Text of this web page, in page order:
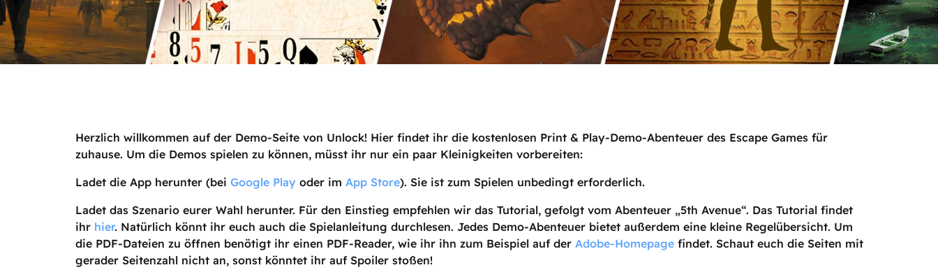
Herzlich willkommen auf der Demo-Seite von Unlock! Hier findet ihr die kostenlosen Print & Play-Demo-Abenteuer des Escape Games für
zuhause. Um die Demos spielen zu können, müsst ihr nur ein paar Kleinigkeiten vorbereiten:
Ladet die App herunter (bei Google Play oder im App Store). Sie ist zum Spielen unbedingt erforderlich.
Ladet das Szenario eurer Wahl herunter. Für den Einstieg empfehlen wir das Tutorial, gefolgt vom Abenteuer „5th Avenue“. Das Tutorial findet
ihr hier. Natürlich könnt ihr euch auch die Spielanleitung durchlesen. Jedes Demo-Abenteuer bietet außerdem eine kleine Regelübersicht. Um
die PDF-Dateien zu öffnen benötigt ihr einen PDF-Reader, wie ihr ihn zum Beispiel auf der Adobe-Homepagefindet. Schaut euch die Seiten mit
gerader Seitenzahl nicht an, sonst könntet ihr auf Spoiler stoßen!